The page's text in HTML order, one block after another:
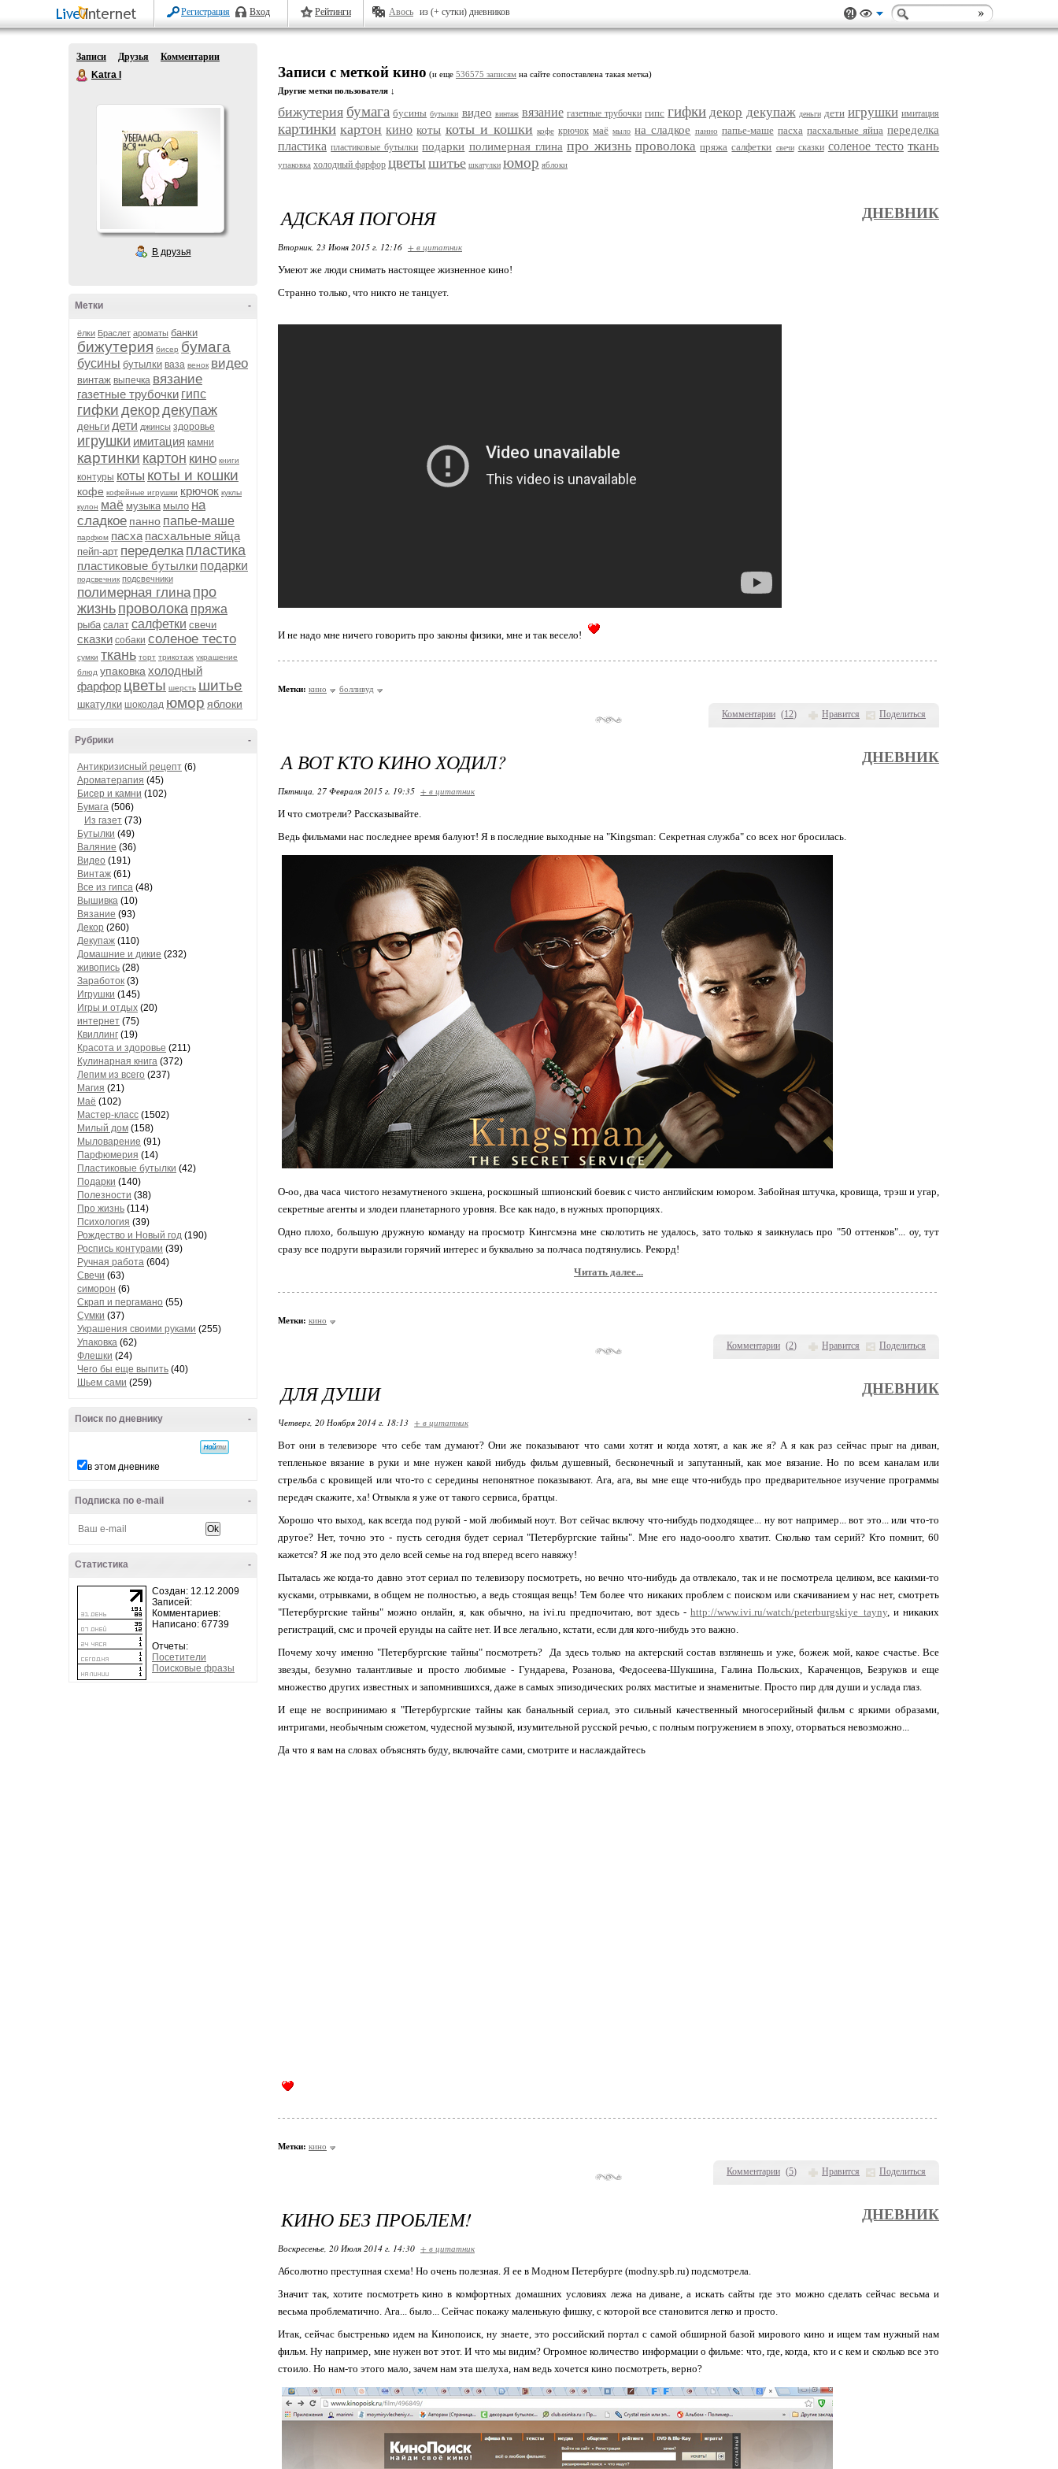
Регистрация Вход Рейтинги Авось из (+ сутки) дневников
Записи Друзья
Комментарии
Katra I
В друзья
-
Метки
ёлки Браслет ароматы банки
бижутерия бисер бумага
бусины бутылки ваза венок видео
винтаж выпечка вязание
газетные трубочки гипс
гифки декордекупаж
деньги дети джинсы здоровье
игрушки имитация камни
картинки картон кино книги
контуры коты коты и кошки
кофе кофейные игрушки крючок куклы
кулон маё музыка мыло на
сладкое панно папье-маше
парфюм пасха пасхальные яйца
пейп-арт переделка пластика
пластиковые бутылки подарки
подсвечник подсвечники
полимерная глина про
жизнь проволока пряжа
рыба салат салфетки свечи
сказки собаки соленое тесто
сумки ткань торт трикотаж украшение
блюд упаковка холодный
фарфор цветы шерсть шитье
шкатулки шоколад юмор яблоки
-
Рубрики
Антикризисный рецепт (6)
Ароматерапия (45)
Бисер и камни (102)
Бумага (506)
Из газет (73)
Бутылки (49)
Валяние (36)
Видео (191)
Винтаж (61)
Все из гипса (48)
Вышивка (10)
Вязание (93)
Декор (260)
Декупаж (110)
Домашние и дикие (232)
живопись (28)
Заработок (3)
Игрушки (145)
Игры и отдых (20)
интернет (75)
Квиллинг (19)
Красота и здоровье (211)
Кулинарная книга (372)
Лепим из всего (237)
Магия (21)
Маё (102)
Мастер-класс (1502)
Милый дом (158)
Мыловарение (91)
Парфюмерия (14)
Пластиковые бутылки (42)
Подарки (140)
Полезности (38)
Про жизнь (114)
Психология (39)
Рождество и Новый год (190)
Роспись контурами (39)
Ручная работа (604)
Свечи (63)
симорон (6)
Скрап и пергамано (55)
Сумки (37)
Украшения своими руками (255)
Упаковка (62)
Флешки (24)
Чего бы еще выпить (40)
Шьем сами (259)
-
Поиск по дневнику
в этом дневнике
-
Подписка по e-mail
-
Статистика
Создан: 12.12.2009
Записей:
Комментариев:
Написано: 67739
Отчеты:
Посетители
Поисковые фразы
Записи с меткой кино (и еще 536575 записям на сайте сопоставлена такая метка)
Другие метки пользователя ↓
бижутерия бумага бусины бутылки видео винтаж вязание газетные трубочки гипс гифки декор декупаж деньги дети игрушки имитация
картинки картон кино коты коты и кошки кофе крючок маё мыло на сладкое панно папье-маше пасха пасхальные яйца переделка
пластика пластиковые бутылки подарки полимерная глина про жизнь проволока пряжа салфетки свечи сказки соленое тесто ткань
упаковка холодный фарфор цветы шитье шкатулки юмор яблоки
Комментарии (12) Нравится Поделиться
АДСКАЯ ПОГОНЯ ДНЕВНИК
Вторник, 23 Июня 2015 г. 12:16 + в цитатник
Умеют же люди снимать настоящее жизненное кино!
Странно только, что никто не танцует.
И не надо мне ничего говорить про законы физики, мне и так весело!
Метки: кино болливуд
Комментарии (2) Нравится Поделиться
А ВОТ КТО КИНО ХОДИЛ? ДНЕВНИК
Пятница, 27 Февраля 2015 г. 19:35 + в цитатник
И что смотрели? Рассказывайте.
Ведь фильмами нас последнее время балуют! Я в последние выходные на "Kingsman: Секретная служба" со всех ног бросилась.
О-оо, два часа чистого незамутненого экшена, роскошный шпионский боевик с чисто английским юмором. Забойная штучка, кровища, трэш и угар,
секретные агенты и злодеи планетарного уровня. Все как надо, в нужных пропорциях.
Одно плохо, большую дружную команду на просмотр Кингсмэна мне сколотить не удалось, зато только я заикнулась про "50 оттенков"... оу, тут
сразу все подруги выразили горячий интерес и буквально за полчаса подтянулись. Рекорд!
Читать далее...
Метки: кино
Комментарии (5) Нравится Поделиться
ДЛЯ ДУШИ ДНЕВНИК
Четверг, 20 Ноября 2014 г. 18:13 + в цитатник
Вот они в телевизоре что себе там думают? Они же показывают что сами хотят и когда хотят, а как же я? А я как раз сейчас прыг на диван,
тепленькое вязание в руки и мне нужен какой нибудь фильм душевный, бесконечный и запутанный, как мое вязание. Но по всем каналам или
стрельба с кровищей или что-то с середины непонятное показывают. Ага, ага, вы мне еще что-нибудь про предварительное изучение программы
передач скажите, ха! Отвыкла я уже от такого сервиса, братцы.
Хорошо что выход, как всегда под рукой - мой любимый ноут. Вот сейчас включу что-нибудь подходящее... ну вот например... вот это... или что-то
другое? Нет, точно это - пусть сегодня будет сериал "Петербургские тайны". Мне его надо-ооолго хватит. Сколько там серий? Кто помнит, 60
кажется? Я же под это дело всей семье на год вперед всего навяжу!
Пыталась же когда-то давно этот сериал по телевизору посмотреть, но вечно что-нибудь да отвлекало, так и не посмотрела целиком, все какими-то
кусками, отрывками, в общем не полностью, а ведь стоящая вещь! Тем более что никаких проблем с поиском или скачиванием у нас нет, смотреть
"Петербургские тайны" можно онлайн, я, как обычно, на ivi.ru предпочитаю, вот здесь - http://www.ivi.ru/watch/peterburgskiye_tayny, и никаких
регистраций, смс и прочей ерунды на сайте нет. И все легально, кстати, если для кого-нибудь это важно.
Почему хочу именно "Петербургские тайны" посмотреть? Да здесь только на актерский состав взглянешь и уже, божеж мой, какое счастье. Все
звезды, безумно талантливые и просто любимые - Гундарева, Розанова, Федосеева-Шукшина, Галина Польских, Караченцов, Безруков и еще
множество других известных и запомнившихся, даже в самых эпизодических ролях маститые и знаменитые. Просто пир для души и услада глаз.
И еще не воспринимаю я "Петербургские тайны как банальный сериал, это сильный качественный многосерийный фильм с яркими образами,
интригами, необычным сюжетом, чудесной музыкой, изумительной русской речью, с полным погружением в эпоху, оторваться невозможно...
Да что я вам на словах объяснять буду, включайте сами, смотрите и наслаждайтесь
Метки: кино
КИНО БЕЗ ПРОБЛЕМ! ДНЕВНИК
Воскресенье, 20 Июля 2014 г. 14:30 + в цитатник
Абсолютно преступная схема! Но очень полезная. Я ее в Модном Петербурге (modny.spb.ru) подсмотрела.
Значит так, хотите посмотреть кино в комфортных домашних условиях лежа на диване, а искать сайты где это можно сделать сейчас весьма и
весьма проблематично. Ага... было... Сейчас покажу маленькую фишку, с которой все становится легко и просто.
Итак, сейчас быстренько идем на Кинопоиск, ну знаете, это российский портал с самой обширной базой мирового кино и ищем там нужный нам
фильм. Ну например, мне нужен вот этот. И что мы видим? Огромное количество информации о фильме: что, где, когда, кто и с кем и сколько все это
стоило. Но нам-то этого мало, зачем нам эта шелуха, нам ведь хочется кино посмотреть, верно?